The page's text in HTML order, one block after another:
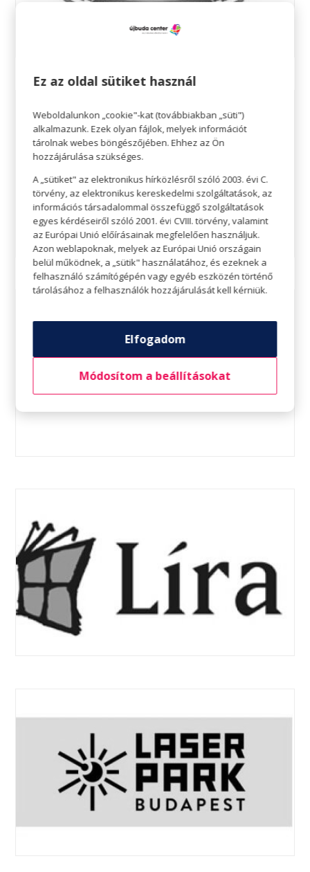
Ez az oldal sütiket használ
Weboldalunkon „cookie"-kat (továbbiakban „süti")
alkalmazunk. Ezek olyan fájlok, melyek információt
tárolnak webes böngészőjében. Ehhez az Ön
hozzájárulása szükséges.
A „sütiket" az elektronikus hírközlésről szóló 2003. évi C.
törvény, az elektronikus kereskedelmi szolgáltatások, az
információs társadalommal összefüggő szolgáltatások
egyes kérdéseiről szóló 2001. évi CVIII. törvény, valamint
az Európai Unió előírásainak megfelelően használjuk.
Azon weblapoknak, melyek az Európai Unió országain
belül működnek, a „sütik" használatához, és ezeknek a
felhasználó számítógépén vagy egyéb eszközén történő
tárolásához a felhasználók hozzájárulását kell kérniük.
Elfogadom
Módosítom a beállításokat